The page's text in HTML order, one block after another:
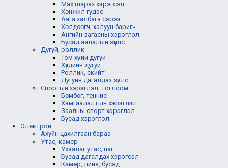
Мах шарах хэрэгсэл
Хөнжил гудас
Аяга халбага сэрээ
Хөлдөөгч, халуун баригч
Ангийн загасны хэрэглэл
Бусад аялалын зүйлс
Дугуй, роллик
Том хүний дугуй
Хүүхдийн дугуй
Роллик, скийт
Дугуйн дагалдах зүйлс
Спортын хэрэглэл, тоглоом
Бөмбөг, теннис
Хамгаалалтын хэрэглэл
Заалны спорт хэрэглэл
Бусад хэрэглэл
Электрон
Ахуйн цахилгаан бараа
Утас, камер
Ухаалаг утас, цаг
Бусад дагалдах хэрэгсэл
Камер, линз, бусад